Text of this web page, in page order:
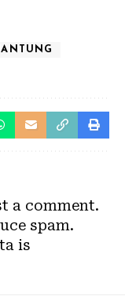
a comment.
spam.
is